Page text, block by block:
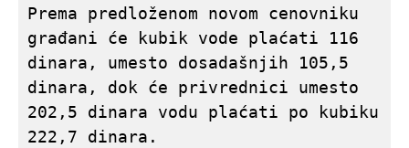
Prema predloženom novom cenovniku
građani će kubik vode plaćati 116
dinara, umesto dosadašnjih 105,5
dinara, dok će privrednici umesto
202,5 dinara vodu plaćati po kubiku
222,7 dinara.